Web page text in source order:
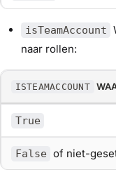
isTeamAccount
naar rollen:
ISTEAMACCOUNT
True
False of niet-